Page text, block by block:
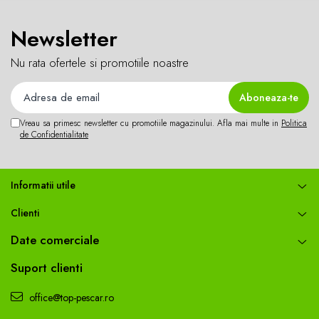
Nadă și momeală
Nadă feeder
Momeală cârlig feeder
Pelete
Pop-up
Wafters
Semnalizare și suport
Avertizori feeder
Suport feeder
Vartej pescuit
Agrafe pescuit
Opritoare pescuit
Newsletter
Nu rata ofertele si promotiile noastre
Vreau sa primesc newsletter cu promotiile magazinului. Afla mai multe in Politica
de Confidentialitate
Informatii utile
Clienti
Date comerciale
Suport clienti
office@top-pescar.ro